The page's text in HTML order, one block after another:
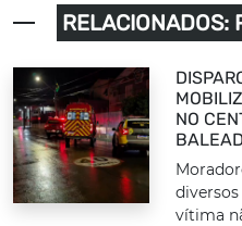
RELACIONADOS:
NO
vítima